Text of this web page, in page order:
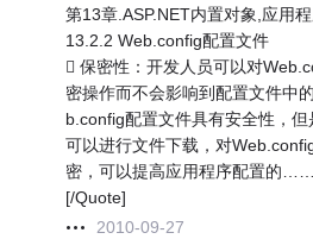
第13章.ASP.NET内置对象,应用
13.2.2 Web.config配置文件
 保密性：开发人员可以对
密操作而不会影响到配置文件中
b.config配置文件具有安全性，
可以进行文件下载，对
密，可以提高应用程序配置的……
[/Quote]
2010-09-27